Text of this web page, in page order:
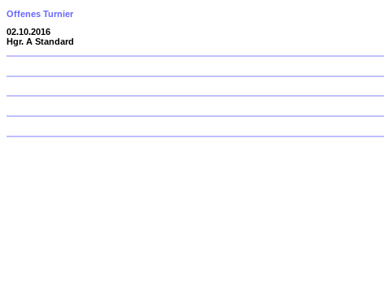
Offenes Turnier
02.10.2016
Hgr. A Standard